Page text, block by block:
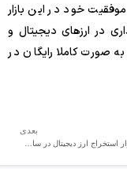
خود در این بازار
در ارزهای دیجیتال و
صورت کاملا رایگان در
بعدی